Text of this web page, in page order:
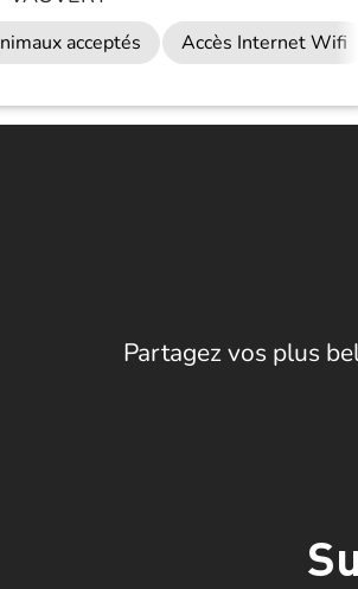
acceptés Accès Internet Wifi
Partagez vos plus